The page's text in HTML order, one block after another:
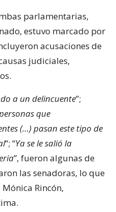
parlamentarias,
estuvo marcado por
acusaciones de
judiciales,
a un delincuente”;
que
(…) pasan este tipo de
“; “Ya se le salió la
”, fueron algunas de
las senadoras, lo que
Rincón,